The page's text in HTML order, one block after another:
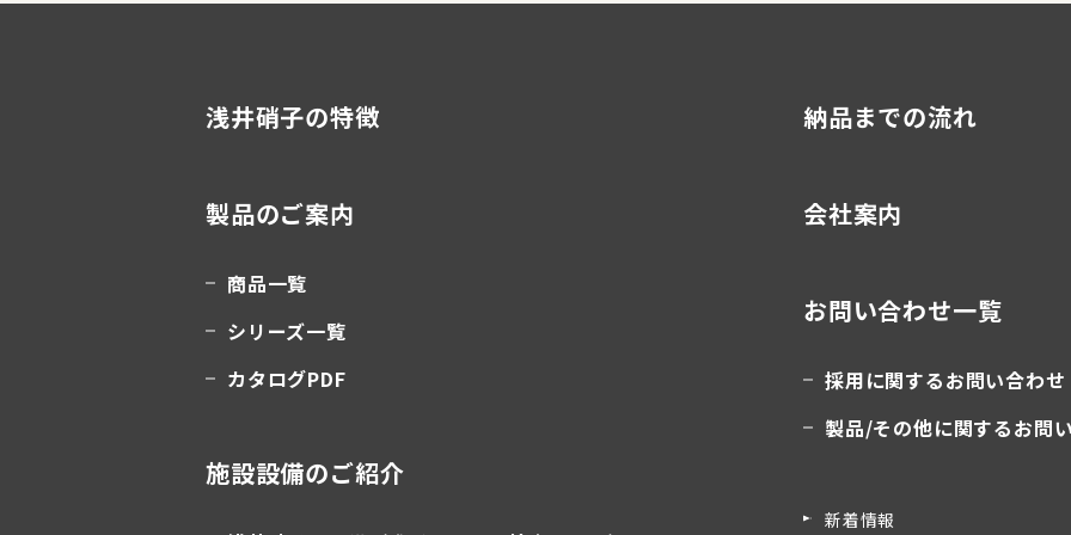
浅井硝子の特徴
製品のご案内
商品一覧
シリーズ一覧
カタログPDF
施設設備のご紹介
納品までの流れ
会社案内
お問い合わせ一覧
採用に関するお問い合わせ
製品/その他に関するお問
新着情報